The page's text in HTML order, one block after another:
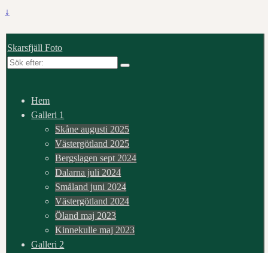
↓
Skarsfjäll Foto
Sök
Hem
Galleri 1
Skåne augusti 2025
Västergötland 2025
Bergslagen sept 2024
Dalarna juli 2024
Småland juni 2024
Västergötland 2024
Öland maj 2023
Kinnekulle maj 2023
Galleri 2